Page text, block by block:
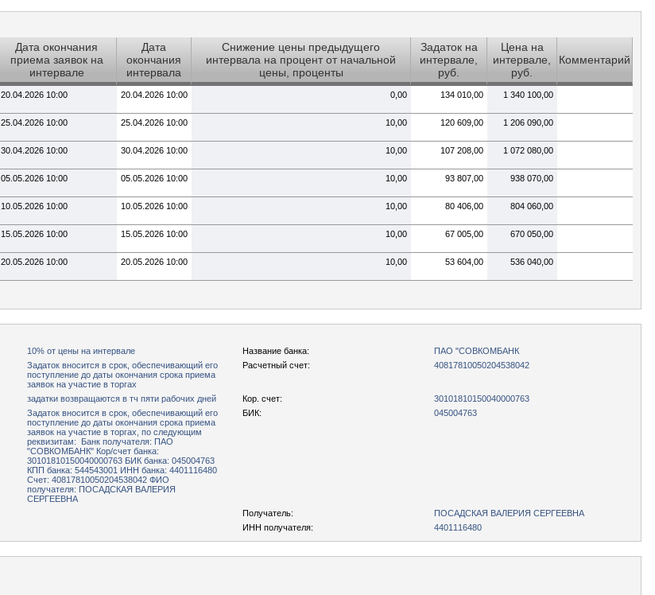
Дата окончания
приема заявок на
интервале
Дата
окончания
интервала
Снижение цены предыдущего
интервала на процент от начальной
цены, проценты
Задаток на
интервале,
руб.
Цена на
интервале,
руб.
Комментарий
20.04.2026 10:00 20.04.2026 10:00 0,00 134 010,00 1 340 100,00
25.04.2026 10:00 25.04.2026 10:00 10,00 120 609,00 1 206 090,00
30.04.2026 10:00 30.04.2026 10:00 10,00 107 208,00 1 072 080,00
05.05.2026 10:00 05.05.2026 10:00 10,00 93 807,00 938 070,00
10.05.2026 10:00 10.05.2026 10:00 10,00 80 406,00 804 060,00
15.05.2026 10:00 15.05.2026 10:00 10,00 67 005,00 670 050,00
20.05.2026 10:00 20.05.2026 10:00 10,00 53 604,00 536 040,00
10% от цены на интервале Название банка:
ПАО "СОВКОМБАНК
Задаток вносится в срок, обеспечивающий его
поступление до даты окончания срока приема
заявок на участие в торгах
Расчетный счет: 40817810050204538042
задатки возвращаются в тч пяти рабочих дней Кор. счет:
30101810150040000763
Задаток вносится в срок, обеспечивающий его
поступление до даты окончания срока приема
заявок на участие в торгах, по следующим
реквизитам: Банк получателя: ПАО
"СОВКОМБАНК" Кор/счет банка:
30101810150040000763 БИК банка: 045004763
КПП банка: 544543001 ИНН банка: 4401116480
Счет: 40817810050204538042 ФИО
получателя: ПОСАДСКАЯ ВАЛЕРИЯ
СЕРГЕЕВНА
БИК: 045004763
Получатель:
ПОСАДСКАЯ ВАЛЕРИЯ СЕРГЕЕВНА
ИНН получателя:
4401116480